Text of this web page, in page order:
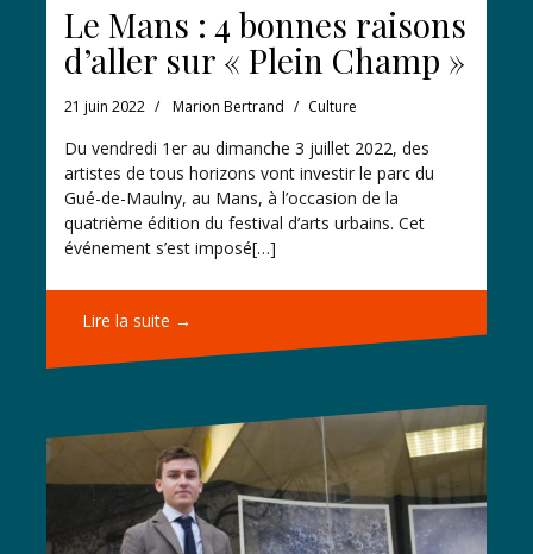
Le Mans : 4 bonnes raisons
d’aller sur « Plein Champ »
21 juin 2022 Marion Bertrand Culture
Du vendredi 1er au dimanche 3 juillet 2022, des
artistes de tous horizons vont investir le parc du
Gué-de-Maulny, au Mans, à l’occasion de la
quatrième édition du festival d’arts urbains. Cet
événement s’est imposé[…]
Lire la suite →